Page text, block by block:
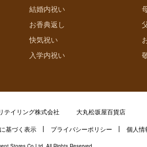
結婚内祝い
お香典返し
快気祝い
入学内祝い
テイリング株式会社 大丸松坂屋百貨店
基づく表示 プライバシーポリシー 個人情